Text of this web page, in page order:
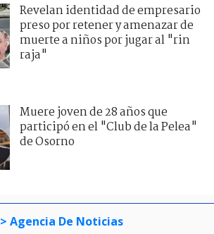
Revelan identidad de empresario
preso por retener y amenazar de
muerte a niños por jugar al "rin
raja"
Muere joven de 28 años que
participó en el "Club de la Pelea"
de Osorno
> Agencia De Noticias